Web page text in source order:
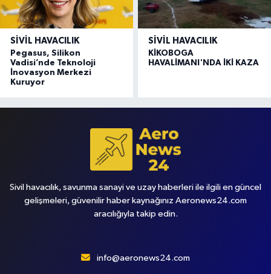
SIVIL HAVACILIK
Pegasus, Silikon
Vadisi’nde Teknoloji
İnovasyon Merkezi
Kuruyor
SIVIL HAVACILIK
KİKOBOGA
HAVALİMANI'NDA İKİ KAZA
Sivil havacılık, savunma sanayi ve uzay haberleri ile ilgili en güncel
gelişmeleri, güvenilir haber kaynağınız Aeronews24.com
aracılığıyla takip edin.
info@aeronews24.com